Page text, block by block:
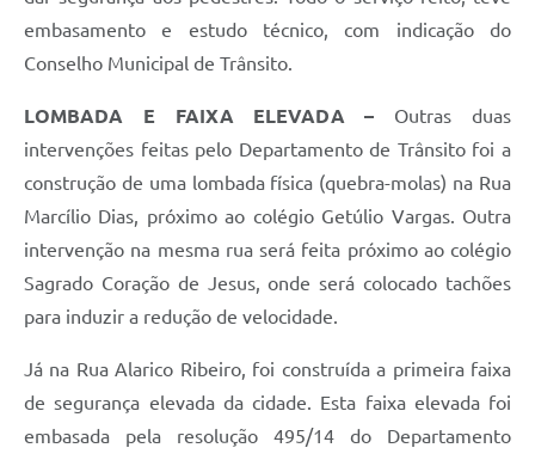
embasamento e estudo técnico, com indicação do
Conselho Municipal de Trânsito.
LOMBADA E FAIXA ELEVADA – Outras duas
intervenções feitas pelo Departamento de Trânsito foi a
construção de uma lombada física (quebra-molas) na Rua
Marcílio Dias, próximo ao colégio Getúlio Vargas. Outra
intervenção na mesma rua será feita próximo ao colégio
Sagrado Coração de Jesus, onde será colocado tachões
para induzir a redução de velocidade.
Já na Rua Alarico Ribeiro, foi construída a primeira faixa
de segurança elevada da cidade. Esta faixa elevada foi
embasada pela resolução 495/14 do Departamento